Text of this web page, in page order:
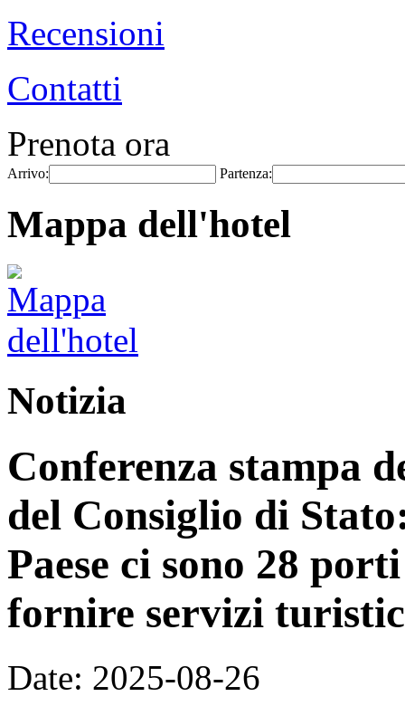
Recensioni
Contatti
Prenota ora
Arrivo: Partenza:
Mappa dell'hotel
Notizia
Conferenza stampa
del Consiglio di
Paese ci sono 28
fornire servizi
Date: 2025-08-26